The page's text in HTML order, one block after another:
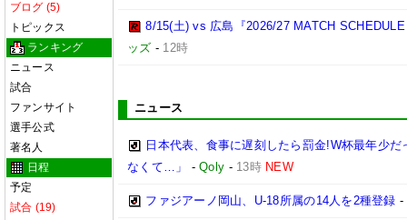
ブログ (5)
トピックス
ランキング
ニュース
試合
ファンサイト
選手公式
著名人
日程
予定
試合 (19)
8/15(土) vs 広島『2026/27 MATCH
ッズ - 12時
ニュース
日本代表、食事に遅刻したら罰金!W杯最年少
なくて…」
-Qoly - 13時 NEW
ファジアーノ岡山、U-18所属の14人を2種登録 -